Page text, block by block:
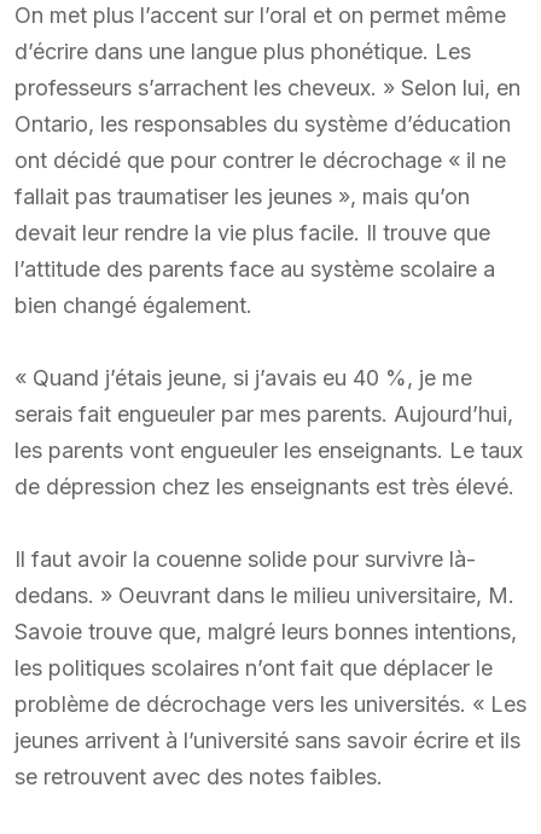
On met plus l’accent sur l’oral et on permet même
d’écrire dans une langue plus phonétique. Les
professeurs s’arrachent les cheveux. » Selon lui, en
Ontario, les responsables du système d’éducation
ont décidé que pour contrer le décrochage « il ne
fallait pas traumatiser les jeunes », mais qu’on
devait leur rendre la vie plus facile. Il trouve que
l’attitude des parents face au système scolaire a
bien changé également.
« Quand j’étais jeune, si j’avais eu 40 %, je me
serais fait engueuler par mes parents. Aujourd’hui,
les parents vont engueuler les enseignants. Le taux
de dépression chez les enseignants est très élevé.
Il faut avoir la couenne solide pour survivre là-
dedans. » Oeuvrant dans le milieu universitaire, M.
Savoie trouve que, malgré leurs bonnes intentions,
les politiques scolaires n’ont fait que déplacer le
problème de décrochage vers les universités. « Les
jeunes arrivent à l’université sans savoir écrire et ils
se retrouvent avec des notes faibles.